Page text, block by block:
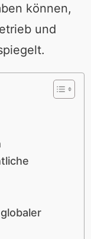
können,
und